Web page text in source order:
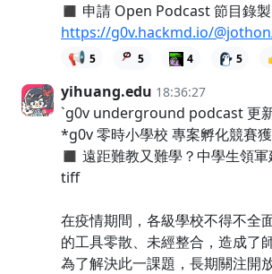
◼︎ 申請 Open Podcast 節目錄
https://g0v.hackmd.io/
📢 5 5 4 5
yihuang.edu 18:36:27
`g0v underground podcast 更
*g0v 零時小學校 專案孵化競賽
◼️ 遠距難教又難學？中學生領
tiff
在疫情期間，各級學校不得不全
的工具零散、未經整合，造成了
為了解決此一課題，長期關注開